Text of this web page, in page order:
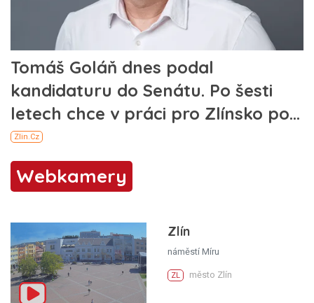
Webkamery
Zlín
náměstí Míru
ZL město Zlín